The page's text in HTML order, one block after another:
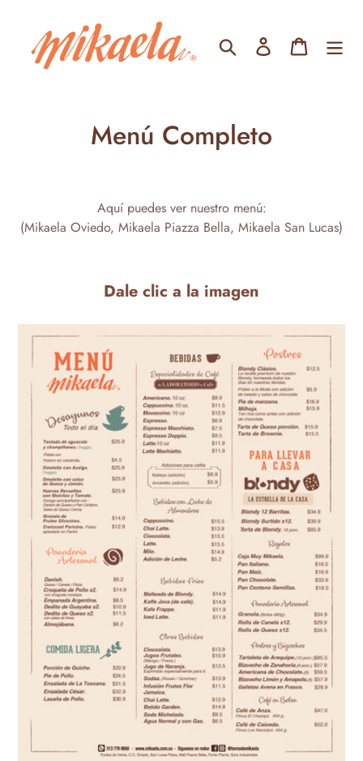
directamente
contenido
Buscar Ingresar Carrito
Menú Completo
Aquí puedes ver nuestro menú:
(Mikaela Oviedo, Mikaela Piazza Bella, Mikaela San Lucas)
Dale clic a la imagen